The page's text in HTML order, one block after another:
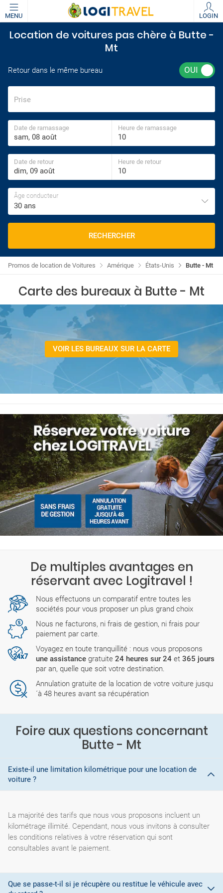
MENU LOGIN
Location de voitures pas chère à Butte -
Mt
Retour dans le même bureau
Prise
Date de ramassage Heure de ramassage
Date de retour Heure de retour
Âge conducteur
30 ans
RECHERCHER
Butte - Mt
États-Unis
Amérique
Promos de location de Voitures
Carte des bureaux à Butte - Mt
VOIR LES BUREAUX SUR LA CARTE
De multiples avantages en
réservant avec Logitravel !
Nous effectuons un comparatif entre toutes les
sociétés pour vous proposer un plus grand choix
Nous ne facturons, ni frais de gestion, ni frais pour
paiement par carte.
Voyagez en toute tranquillité : nous vous proposons
une assistance gratuite 24 heures sur 24 et 365 jours
par an, quelle que soit votre destination.
Annulation gratuite de la location de votre voiture jusqu
´à 48 heures avant sa récupération
Foire aux questions concernant
Butte - Mt
Existe-il une limitation kilométrique pour une location de
voiture ?
La majorité des tarifs que nous vous proposons incluent un
kilométrage illimité. Cependant, nous vous invitons à consulter
les conditions relatives à votre réservation qui sont
consultables avant le paiement.
Que se passe-t-il si je récupère ou restitue le véhicule avec